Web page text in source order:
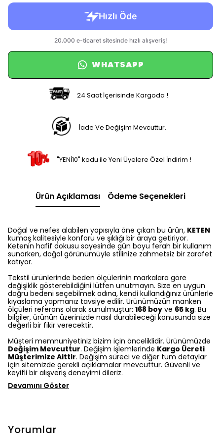
WHATSAPP
24 Saat İçerisinde Kargoda !
İade Ve Değişim Mevcuttur.
"YENİ10" kodu ile Yeni Üyelere Özel İndirim !
Ürün Açıklaması Ödeme Seçenekleri
Doğal ve nefes alabilen yapısıyla öne çıkan bu ürün, KETEN
kumaş kalitesiyle konforu ve şıklığı bir araya getiriyor.
Ketenin hafif dokusu sayesinde gün boyu ferah bir kullanım
sunarken, doğal görünümüyle stilinize zahmetsiz bir zarafet
katıyor.
Tekstil ürünlerinde beden ölçülerinin markalara göre
değişiklik gösterebildiğini lütfen unutmayın. Size en uygun
doğru bedeni seçebilmek adına, kendi kullandığınız ürünlerle
kıyaslama yapmanız tavsiye edilir. Ürünümüzün manken
ölçüleri referans olarak sunulmuştur: 168 boy ve 65 kg. Bu
bilgiler, ürünün üzerinizde nasıl durabileceği konusunda size
değerli bir fikir verecektir.
Müşteri memnuniyetiniz bizim için önceliklidir. Ürünümüzde
Değişim Mevcuttur. Değişim işlemlerinde Kargo Ücreti
Müşterimize Aittir. Değişim süreci ve diğer tüm detaylar
için sitemizde gerekli açıklamalar mevcuttur. Güvenli ve
keyifli bir alışveriş deneyimi dileriz.
Devamını Göster
Yorumlar